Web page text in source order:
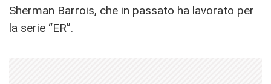
Sherman Barrois, che in passato ha lavorato per
la serie “ER”.